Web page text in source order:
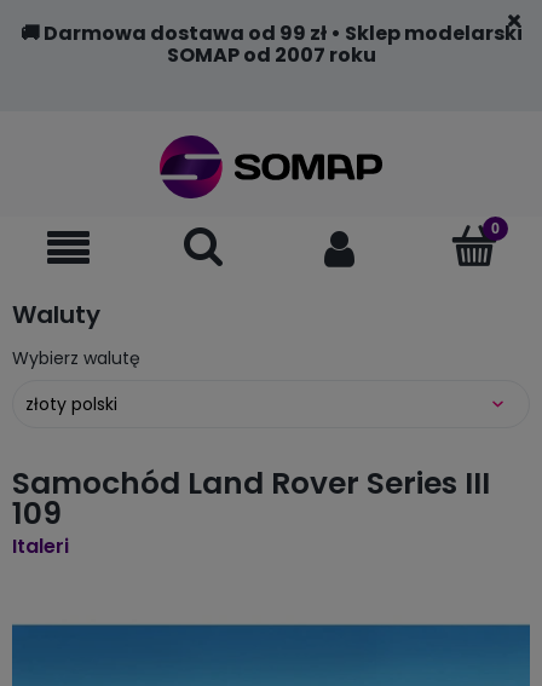
🚚 Darmowa dostawa od 99 zł • Sklep modelarski
SOMAP od 2007 roku
Waluty
Wybierz walutę
Samochód Land Rover Series III
109
Italeri